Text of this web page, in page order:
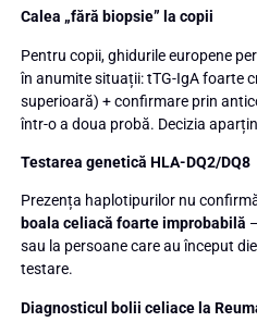
Calea „fără biopsie” la copii
Pentru copii, ghidurile europene
în anumite situații: tTG-IgA foarte
superioară) + confirmare prin
într-o a doua probă. Decizia
Testarea genetică HLA-DQ2/DQ8
Prezența haplotipurilor nu
boala celiacă foarte improbabilă
sau la persoane care au început
testare.
Diagnosticul bolii celiace la